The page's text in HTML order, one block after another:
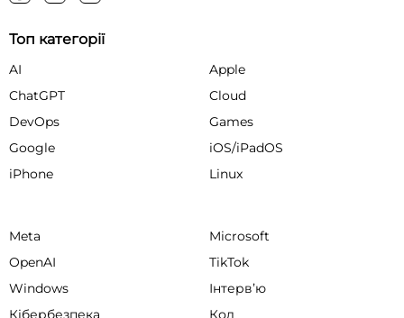
Топ категорії
AI
Apple
ChatGPT
Cloud
DevOps
Games
Google
iOS/iPadOS
iPhone
Linux
Meta
Microsoft
OpenAI
TikTok
Windows
Інтервʼю
Кібербезпека
Код